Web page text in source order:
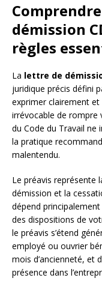
démission
règles
La lettre de
juridique précis défini
exprimer clairement
irrévocable de rompre
du Code du Travail ne
la pratique
malentendu.
Le préavis représente
démission et la
dépend
des dispositions de
le préavis s’étend
employé ou ouvrier
mois d’ancienneté, et
présence dans